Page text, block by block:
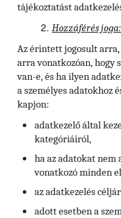
tájékoztatást
Hozzáférés joga:
Az érintett jogosult
arra vonatkozóan, hogy
van-e, és ha ilyen
a személyes adatokhoz
kapjon:
adatkezelő által
kategóriáiról,
ha az adatokat
vonatkozó minden
az adatkezelés
adott esetben a